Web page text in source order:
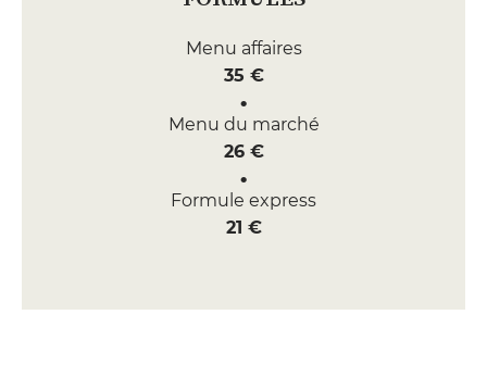
Menu affaires
35 €
Menu du marché
26 €
Formule express
21 €